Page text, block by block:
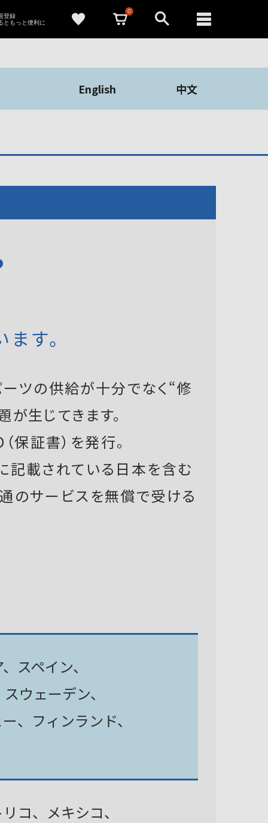
登録
ともっと便利に
0
English 中文
す。
ツの供給が十分でなく“修
生じてきます。
保証書）を発行。
記載されている日本を含む
のサービスを無償で受ける
スペイン、
ウェーデン、
、フィンランド、
コ、メキシコ、